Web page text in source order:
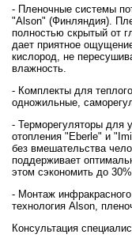
- Пленочные системы
"Alson" (Финляндия).
полностью скрытый от
дает приятное
кислород, не
влажность.
- Комплекты для
одножильные,
- Терморегуляторы для
отопления "Eberle" и
без вмешательства
поддерживает
этом сэкономить до
- Монтаж
технология Alson,
Консультация